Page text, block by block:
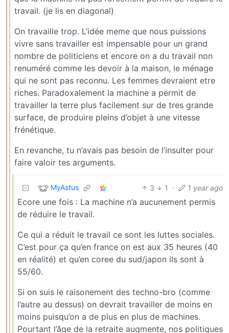
travail. (je lis en diagonal)
On travaille trop. L’idée meme que nous puissions
vivre sans travailler est impensable pour un grand
nombre de politiciens et encore on a du travail non
renuméré comme les devoir à la maison, le ménage
qui ne sont pas reconnu. Les femmes devraient etre
riches. Paradoxalement la machine a permit de
travailler la terre plus facilement sur de tres grande
surface, de produire pleins d’objet à une vitesse
frénétique.
En revanche, tu n’avais pas besoin de l’insulter pour
faire valoir tes arguments.
MyAstus 3 1 · 1 year ago
Ecore une fois : La machine n’a aucunement permis
de réduire le travail.
Ce qui a réduit le travail ce sont les luttes sociales.
C’est pour ça qu’en france on est aux 35 heures (40
en réalité) et qu’en coree du sud/japon ils sont à
55/60.
Si on suis le raisonement des techno-bro (comme
l’autre au dessus) on devrait travailler de moins en
moins puisqu’on a de plus en plus de machines.
Pourtant l’âge de la retraite augmente, nos politiques